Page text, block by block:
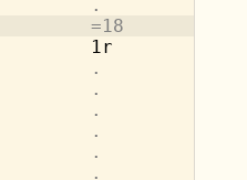
.           .
=18
1r
.           .
.
.           .
8cL]
.
.           .
4Bn
.           .